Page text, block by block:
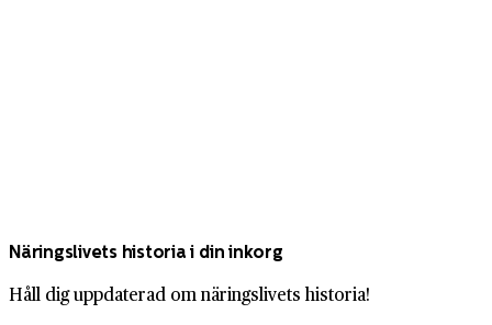
Näringslivets historia i din inkorg
Håll dig uppdaterad om näringslivets historia!